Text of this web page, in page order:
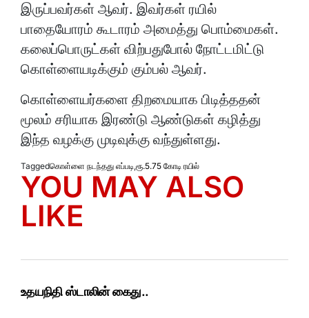
இருப்பவர்கள் ஆவர். இவர்கள் ரயில்
பாதையோரம் கூடாரம் அமைத்து பொம்மைகள்.
கலைப்பொருட்கள் விற்பதுபோல் நோட்டமிட்டு
கொள்ளையடிக்கும் கும்பல் ஆவர்.
கொள்ளையர்களை திறமையாக பிடித்ததன்
மூலம் சரியாக இரண்டு ஆண்டுகள் கழித்து
இந்த வழக்கு முடிவுக்கு வந்துள்ளது.
Taggedகொள்ளை நடந்தது எப்படி,ரூ.5.75 கோடி ரயில்
YOU MAY ALSO
LIKE
உதயநிதி ஸ்டாலின் கைது..